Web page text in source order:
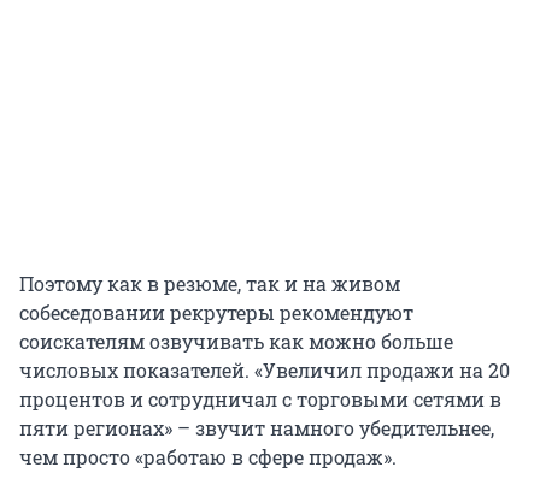
Поэтому как в резюме, так и на живом
собеседовании рекрутеры рекомендуют
соискателям озвучивать как можно больше
числовых показателей. «Увеличил продажи на 20
процентов и сотрудничал с торговыми сетями в
пяти регионах» – звучит намного убедительнее,
чем просто «работаю в сфере продаж».